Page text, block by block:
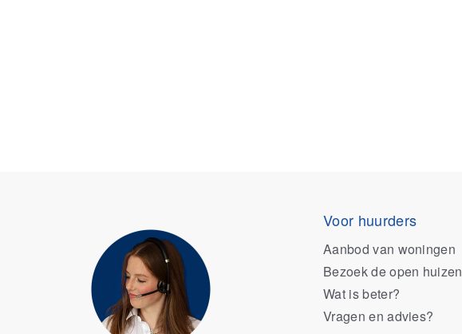
Voor huurders
Aanbod van woningen
Bezoek de open huizen
Wat is beter?
Vragen en advies?